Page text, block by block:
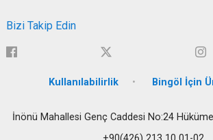
Bizi Takip Edin
Kullanılabilirlik Bingöl İçin
İnönü Mahallesi Genç Caddesi No:24